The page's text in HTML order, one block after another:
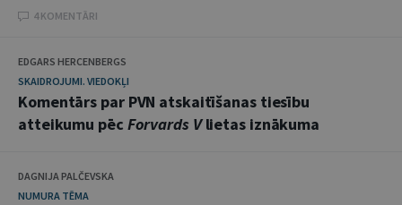
4 KOMENTĀRI
EDGARS HERCENBERGS
SKAIDROJUMI. VIEDOKĻI
Komentārs par PVN atskaitīšanas tiesību
atteikumu pēc Forvards Vlietas iznākuma
DAGNIJA PALČEVSKA
NUMURA TĒMA